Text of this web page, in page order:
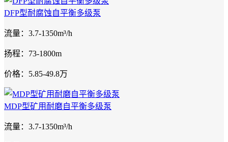
DFP型耐腐蚀自平衡多级泵
流量：3.7-1350m³/h
扬程：73-1800m
价格：5.85-49.8万
MDP型矿用耐磨自平衡多级泵
流量：3.7-1350m³/h